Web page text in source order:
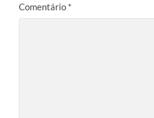
Comentário *